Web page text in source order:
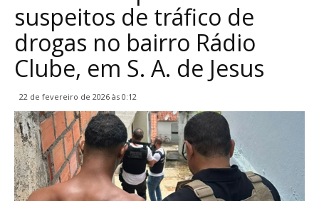
suspeitos de tráfico de
drogas no bairro Rádio
Clube, em S. A. de Jesus
22 de fevereiro de 2026 às 0:12